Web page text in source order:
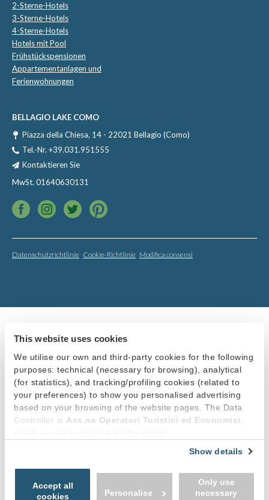
This website uses cookies
We utilise our own and third-party cookies for the following
purposes: technical (necessary for browsing), analytical
(for statistics), and tracking/profiling cookies (related to
your preferences) to show you personalised advertising
based on your browsing of the website pages. The Data
Controller is Ass.ne Operatori Turistici ed Economici
clicking “Accept all cookies”, continue by clicking “Use only
necessary cookies” or manage your preferences by
clicking “Personalise”.
In order to withdraw the consent provided previously and
Show details
Accept all
cookies
Personalise
Only use
necessary
2-Sterne-Hotels
3-Sterne-Hotels
4-Sterne-Hotels
Hotels mit Pool
Frühstückspensionen
Appartementanlagen und
Ferienwohnungen
BELLAGIO LAKE COMO
Piazza della Chiesa, 14 - 22021 Bellagio (Como)
Tel.-Nr. +39.031.951555
Kontaktieren Sie
MwSt. 01640630131
Datenschutzrichtlinie Cookie-Richtlinie Modifica consensi